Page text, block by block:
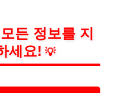
든 정보를 지
세요! 💡